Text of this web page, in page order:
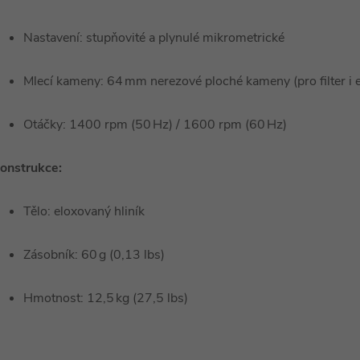
Nastavení: stupňovité a plynulé mikrometrické
Mlecí kameny: 64 mm nerezové ploché kameny (pro filter
Otáčky: 1400 rpm (50 Hz) / 1600 rpm (60 Hz)
Tělo: eloxovaný hliník
Zásobník: 60 g (0,13 lbs)
Hmotnost: 12,5 kg (27,5 lbs)